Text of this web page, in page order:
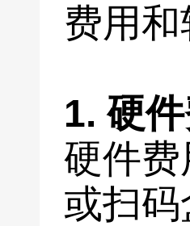
费用
1. 硬
硬件
或扫